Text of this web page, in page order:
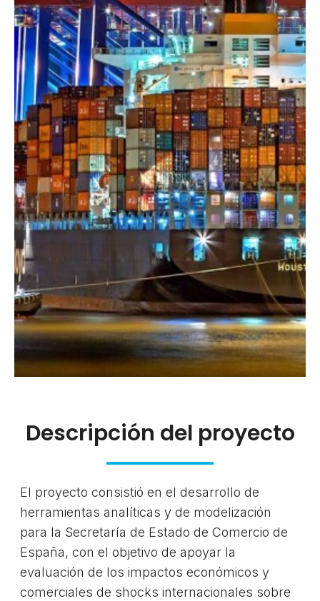
Descripción del proyecto
El proyecto consistió en el desarrollo de
herramientas analíticas y de modelización
para la Secretaría de Estado de Comercio de
España, con el objetivo de apoyar la
evaluación de los impactos económicos y
comerciales de shocks internacionales sobre